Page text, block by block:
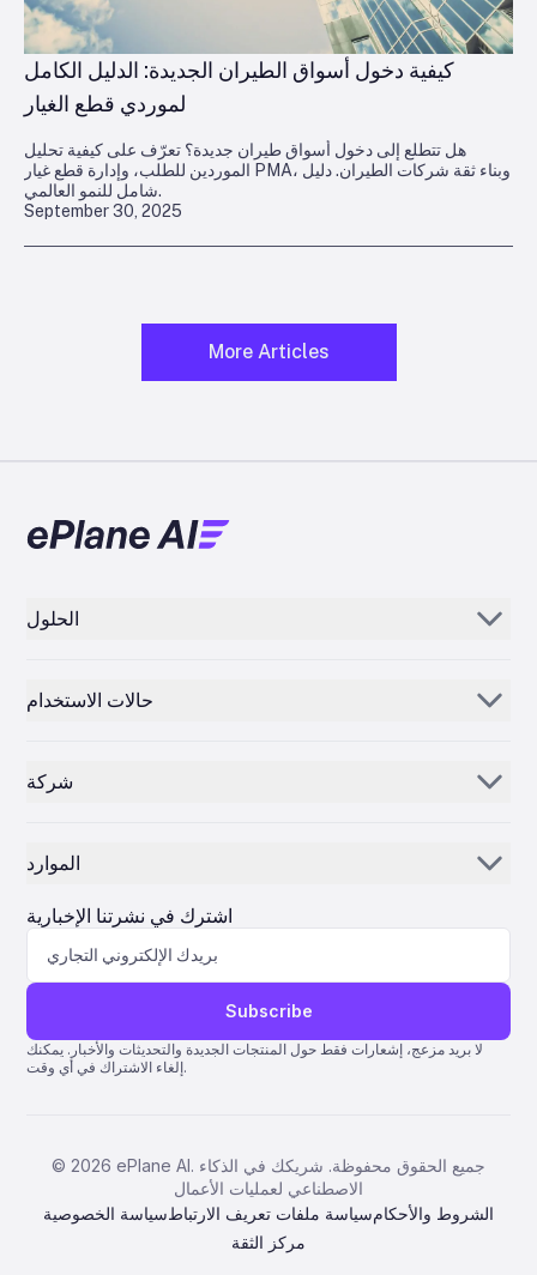
September 30, 2025
كيفية دخول أسواق الطيران الجديدة: الدليل الكامل
لموردي قطع الغيار
هل تتطلع إلى دخول أسواق طيران جديدة؟ تعرّف على كيفية تحليل
الموردين للطلب، وإدارة قطع غيار PMA، وبناء ثقة شركات الطيران. دليل
شامل للنمو العالمي.
More Articles
الحلول
بريد إلكتروني بالذكاء الاصطناعي
مركز التحكم
حالات الاستخدام
مزودو صيانة وإصلاح وعمرة الطائرات
AEC
تصنيع
علوم الحياة
شركة
لماذا ePlane AI
الوظائف
اتصل بنا
الموارد
الأخبار
مساعدة
نظام كوانتوم لتخطيط موارد المؤسسة
AMOS ERP
نظام تخطيط موارد المؤسسة IFS
بنتاغون 2000SQL لإدارة موارد المؤسسة (ERP)
اشترك في نشرتنا الإخبارية
Subscribe
لا بريد مزعج، إشعارات فقط حول المنتجات الجديدة والتحديثات والأخبار. يمكنك
إلغاء الاشتراك في أي وقت.
© 2026 ePlane AI. جميع الحقوق محفوظة. شريكك في الذكاء
الاصطناعي لعمليات الأعمال
سياسة الخصوصيةسياسة ملفات تعريف الارتباطالشروط والأحكام
مركز الثقة